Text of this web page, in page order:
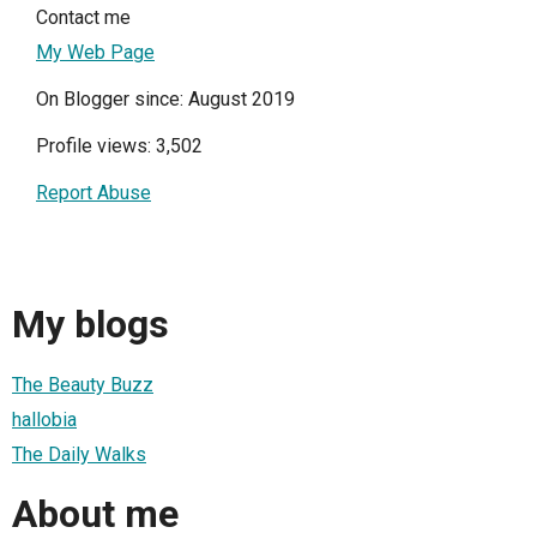
Contact me
My Web Page
On Blogger since: August 2019
Profile views: 3,502
Report Abuse
My blogs
The Beauty Buzz
hallobia
The Daily Walks
About me